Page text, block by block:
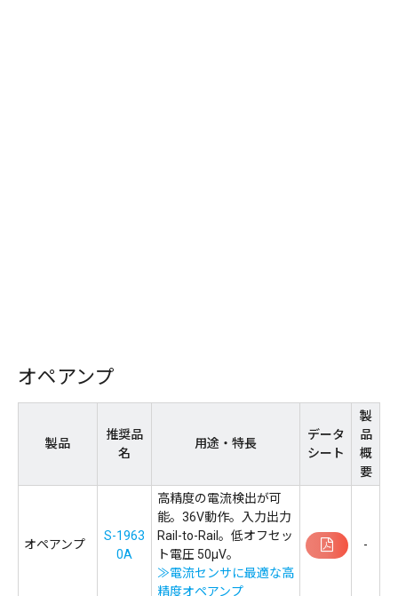
オペアンプ
製品
推奨品
名
用途・特長
データ
シート
製
品
概
要
オペアンプ
S-1963
0A
高精度の電流検出が可
能。36V動作。入力出力
Rail-to-Rail。低オフセッ
ト電圧 50μV。
≫電流センサに最適な高
精度オペアンプ
-